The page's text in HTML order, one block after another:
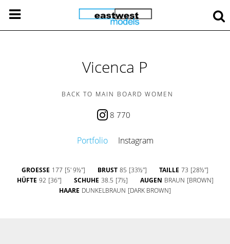
Vicenca P
BACK TO MAIN BOARD WOMEN
8 770
Portfolio Instagram
GROESSE 177 [5' 9½''] BRUST 85 [33½''] TAILLE 73 [28½'']
HÜFTE 92 [36''] SCHUHE 38.5 [7½] AUGEN BRAUN [BROWN]
HAARE DUNKELBRAUN [DARK BROWN]